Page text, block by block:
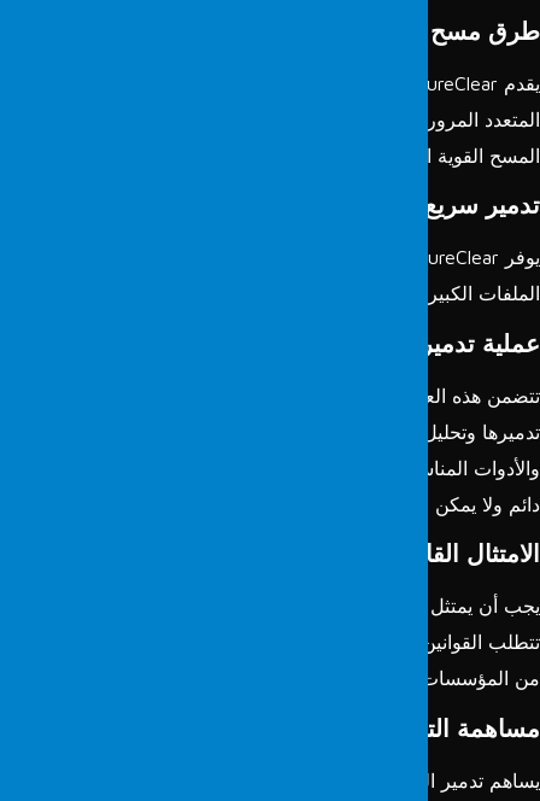
مسح متنوعة
القوية الأخرى.
سريع وفعال
الكبيرة ووحدات التخزين بسرعة لتوفير الوقت.
تدمير البيانات الآمن
هذه العملية خطوات محددة. أولاً، يتم تحديد البيانات التي سيتم
وتحليل الأسباب وراء تدميرها. بعد ذلك، يتم اختيار الطرق
المناسبة للتدمير. هذا يضمن أن البيانات قد حذفت بشكل
ولا يمكن استعادتها.
القانوني والتنظيمي
أن يمتثل تدمير البيانات الآمن للمتطلبات القانونية والتنظيمية.
القوانين والمعايير الصناعية المتعلقة بحماية البيانات الشخصية
المؤسسات تنفيذ هذه العمليات بشكل صحيح.
التدمير الآمن للبيانات في العمليات التجارية
تدمير البيانات الآمن بشكل إيجابي في عمليات الأعمال. يدير